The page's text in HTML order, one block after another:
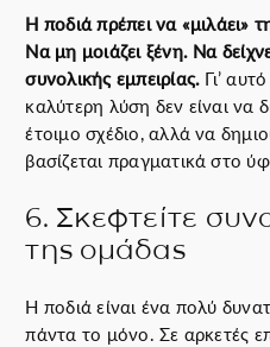
Η ποδιά πρέπει να «μιλάει»
Να μη μοιάζει ξένη. Να
συνολικής εμπειρίας. Γι’
καλύτερη λύση δεν είναι να
έτοιμο σχέδιο, αλλά να
βασίζεται πραγματικά στο
6. Σκεφτείτε
της ομάδας
Η ποδιά είναι ένα πολύ
πάντα το μόνο. Σε αρκετές